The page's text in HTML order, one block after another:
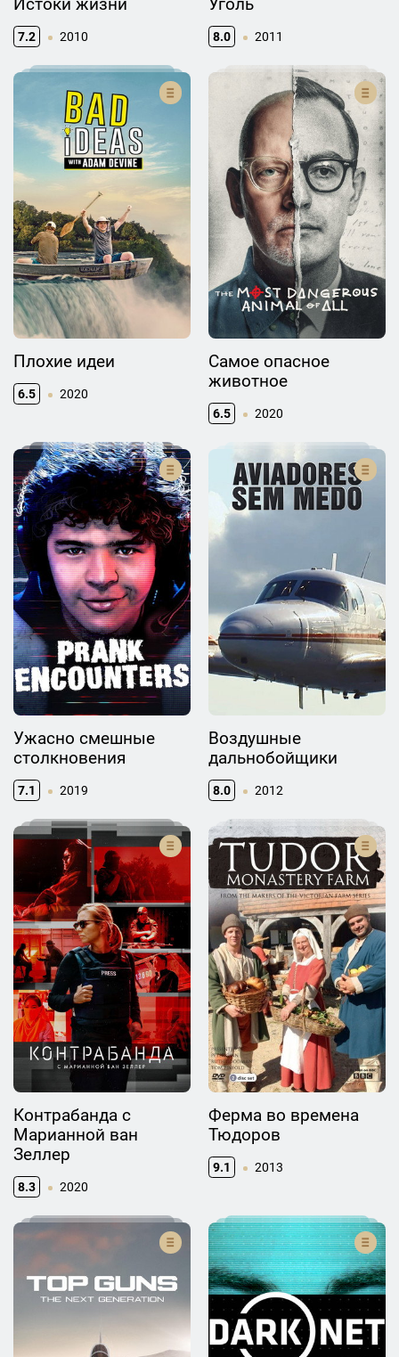
Истоки жизни
7.2 2010
Уголь
8.0 2011
Плохие идеи
6.5 2020
Самое опасное
животное
6.5 2020
Ужасно смешные
столкновения
7.1 2019
Воздушные
дальнобойщики
8.0 2012
Контрабанда с
Марианной ван
Зеллер
8.3 2020
Ферма во времена
Тюдоров
9.1 2013